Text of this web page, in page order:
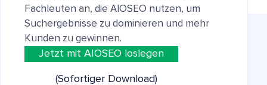
Fachleuten an, die AIOSEO nutzen, um
Suchergebnisse zu dominieren und mehr
Kunden zu gewinnen.
Jetzt mit AIOSEO loslegen
(Sofortiger Download)